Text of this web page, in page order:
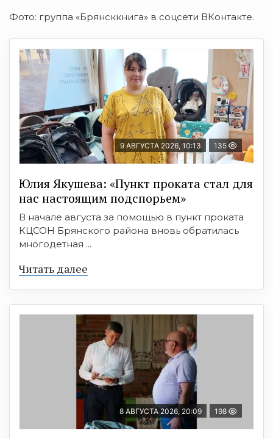
Фото: группа «Брянсккнига» в соцсети ВКонтакте.
9 АВГУСТА 2026, 10:13 135
Юлия Якушева: «Пункт проката стал для
нас настоящим подспорьем»
В начале августа за помощью в пункт проката
КЦСОН Брянского района вновь обратилась
многодетная ...
Читать далее
8 АВГУСТА 2026, 20:09 198